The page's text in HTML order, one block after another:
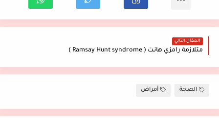
المقال التالي
متلازمة رامزي هانت ( Ramsay Hunt syndrome )
الصحة أمراض